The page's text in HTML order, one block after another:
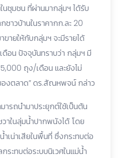
นชุมชน ที่ผ่านมากลุ่มฯ ได้รับ
าวบ้านในราคากก.ละ 20
ายให้กับกลุ่มฯ จะมีรายได้
อน ปัจจุบันทราบว่า กลุ่มฯ มี
ถุง/เดือน และยังไม่
งตลาด” ดร.สัณหพจน์ กล่าว
รถนำมาประยุกต์ใช้เป็นต้น
ในลุ่มน้ำปากพนังได้ โดย
เน่าเสียในพื้นที่ ซึ่งกระทบต่อ
ระทบต่อระบบนิเวศในแม่น้ำ